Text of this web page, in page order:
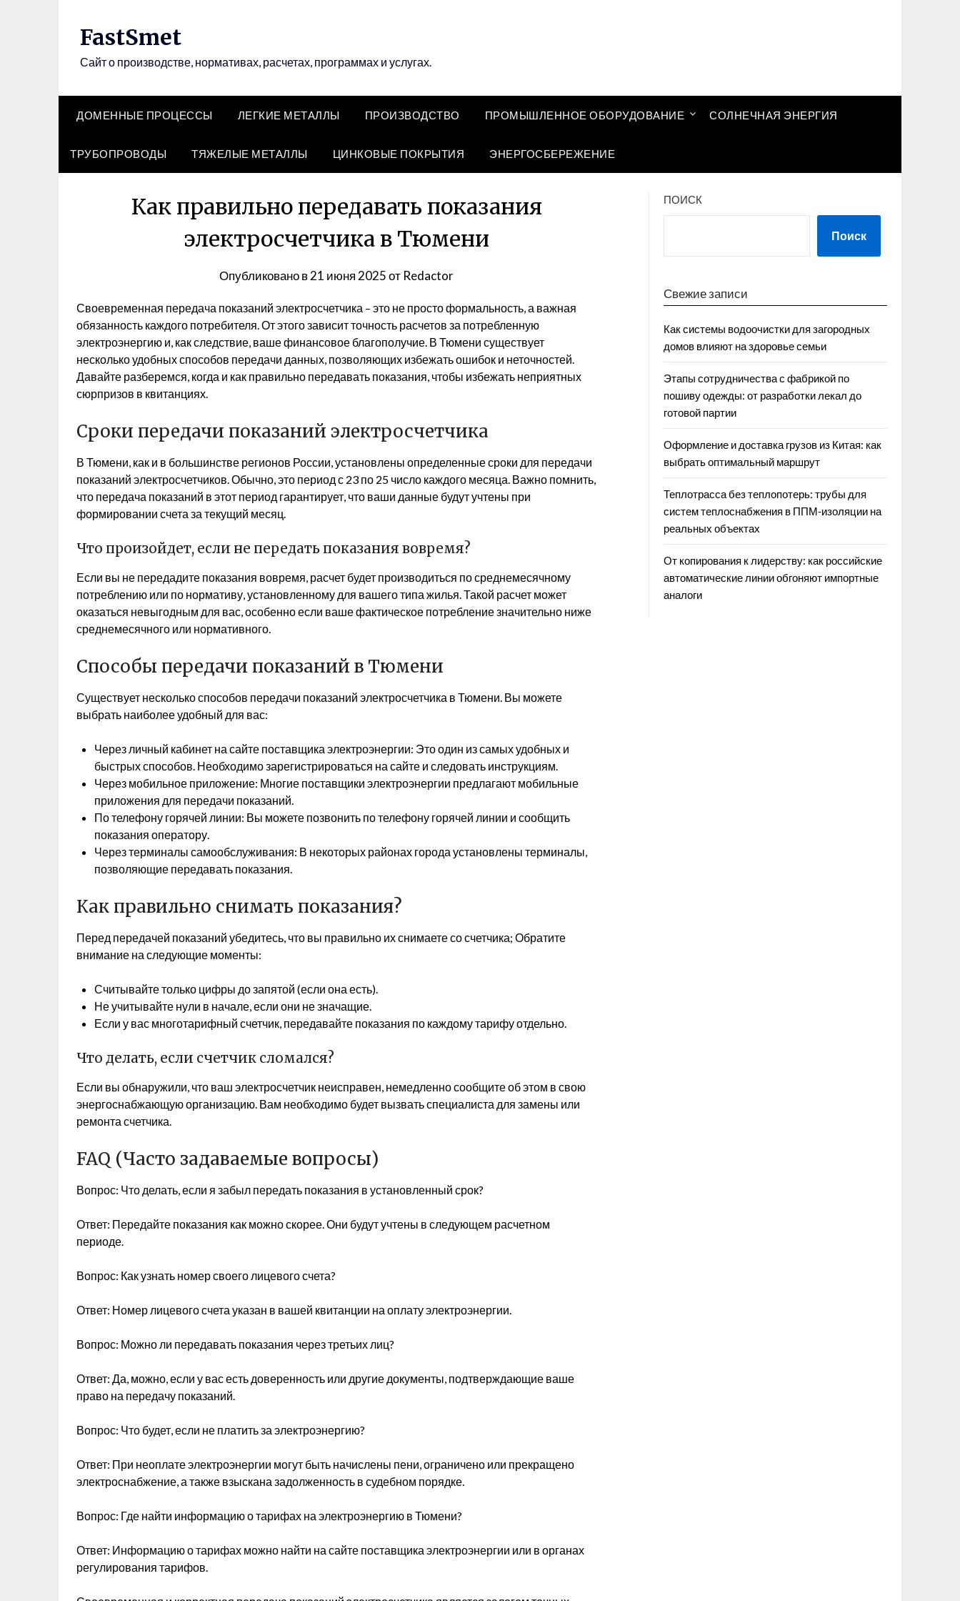
FastSmet
Сайт о производстве, нормативах, расчетах, программах и услугах.
ДОМЕННЫЕ ПРОЦЕССЫ ЛЕГКИЕ МЕТАЛЛЫ ПРОИЗВОДСТВО ПРОМЫШЛЕННОЕ ОБОРУДОВАНИЕ СОЛНЕЧНАЯ ЭНЕРГИЯ
ТРУБОПРОВОДЫ ТЯЖЕЛЫЕ МЕТАЛЛЫ ЦИНКОВЫЕ ПОКРЫТИЯ ЭНЕРГОСБЕРЕЖЕНИЕ
Как правильно передавать показания
электросчетчика в Тюмени
Опубликовано в21 июня 2025от Redactor
Своевременная передача показаний электросчетчика – это не просто формальность, а важная
обязанность каждого потребителя. От этого зависит точность расчетов за потребленную
электроэнергию и, как следствие, ваше финансовое благополучие. В Тюмени существует
несколько удобных способов передачи данных, позволяющих избежать ошибок и неточностей.
Давайте разберемся, когда и как правильно передавать показания, чтобы избежать неприятных
сюрпризов в квитанциях.
Сроки передачи показаний электросчетчика
В Тюмени, как и в большинстве регионов России, установлены определенные сроки для передачи
показаний электросчетчиков. Обычно, это период с 23 по 25 число каждого месяца. Важно помнить,
что передача показаний в этот период гарантирует, что ваши данные будут учтены при
формировании счета за текущий месяц.
Что произойдет, если не передать показания вовремя?
Если вы не передадите показания вовремя, расчет будет производиться по среднемесячному
потреблению или по нормативу, установленному для вашего типа жилья. Такой расчет может
оказаться невыгодным для вас, особенно если ваше фактическое потребление значительно ниже
среднемесячного или нормативного.
Способы передачи показаний в Тюмени
Существует несколько способов передачи показаний электросчетчика в Тюмени. Вы можете
выбрать наиболее удобный для вас:
Через личный кабинет на сайте поставщика электроэнергии: Это один из самых удобных и
быстрых способов. Необходимо зарегистрироваться на сайте и следовать инструкциям.
Через мобильное приложение: Многие поставщики электроэнергии предлагают мобильные
приложения для передачи показаний.
По телефону горячей линии: Вы можете позвонить по телефону горячей линии и сообщить
показания оператору.
Через терминалы самообслуживания: В некоторых районах города установлены терминалы,
позволяющие передавать показания.
Как правильно снимать показания?
Перед передачей показаний убедитесь, что вы правильно их снимаете со счетчика; Обратите
внимание на следующие моменты:
Считывайте только цифры до запятой (если она есть).
Не учитывайте нули в начале, если они не значащие.
Если у вас многотарифный счетчик, передавайте показания по каждому тарифу отдельно.
Что делать, если счетчик сломался?
Если вы обнаружили, что ваш электросчетчик неисправен, немедленно сообщите об этом в свою
энергоснабжающую организацию. Вам необходимо будет вызвать специалиста для замены или
ремонта счетчика.
FAQ (Часто задаваемые вопросы)
Вопрос: Что делать, если я забыл передать показания в установленный срок?
Ответ: Передайте показания как можно скорее. Они будут учтены в следующем расчетном
периоде.
Вопрос: Как узнать номер своего лицевого счета?
Ответ: Номер лицевого счета указан в вашей квитанции на оплату электроэнергии.
Вопрос: Можно ли передавать показания через третьих лиц?
Ответ: Да, можно, если у вас есть доверенность или другие документы, подтверждающие ваше
право на передачу показаний.
Вопрос: Что будет, если не платить за электроэнергию?
Ответ: При неоплате электроэнергии могут быть начислены пени, ограничено или прекращено
электроснабжение, а также взыскана задолженность в судебном порядке.
Вопрос: Где найти информацию о тарифах на электроэнергию в Тюмени?
Ответ: Информацию о тарифах можно найти на сайте поставщика электроэнергии или в органах
регулирования тарифов.
ПОИСК
Поиск
Свежие записи
Как системы водоочистки для загородных
домов влияют на здоровье семьи
Этапы сотрудничества с фабрикой по
пошиву одежды: от разработки лекал до
готовой партии
Оформление и доставка грузов из Китая: как
выбрать оптимальный маршрут
Теплотрасса без теплопотерь: трубы для
систем теплоснабжения в ППМ‑изоляции на
реальных объектах
От копирования к лидерству: как российские
автоматические линии обгоняют импортные
аналоги